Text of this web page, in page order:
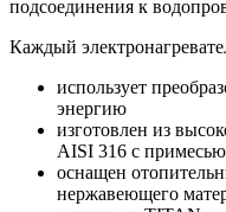
подсоединения к
Каждый
использует
энергию
изготовлен из
AISI 316 с
оснащен
нержавеющего